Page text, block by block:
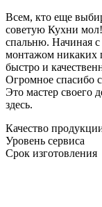
Всем, кто еще
советую Кухни
спальню. Начиная с
монтажом никаких
быстро и
Огромное спасибо
Это мастер своего
здесь.
Качество
Уровень сервиса
Срок изготовления